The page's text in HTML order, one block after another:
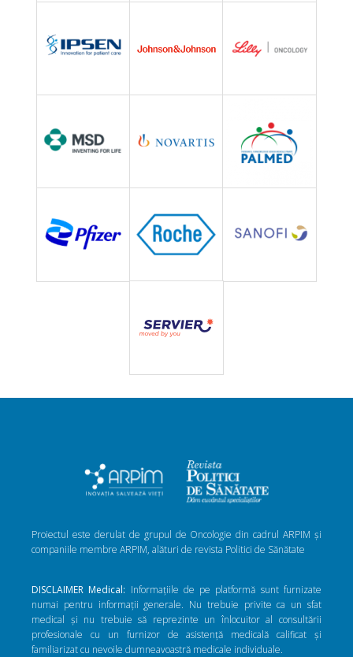
Proiectul este derulat de grupul de Oncologie din cadrul ARPIM și
companiile membre ARPIM, alături de revista Politici de Sănătate
DISCLAIMER Medical: Informațiile de pe platformă sunt furnizate
numai pentru informații generale. Nu trebuie privite ca un sfat
medical și nu trebuie să reprezinte un înlocuitor al consultării
profesionale cu un furnizor de asistență medicală calificat și
familiarizat cu nevoile dumneavoastră medicale individuale.